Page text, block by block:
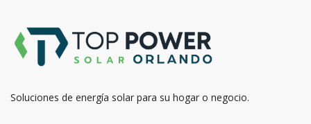
Soluciones de energía solar para su hogar o negocio.